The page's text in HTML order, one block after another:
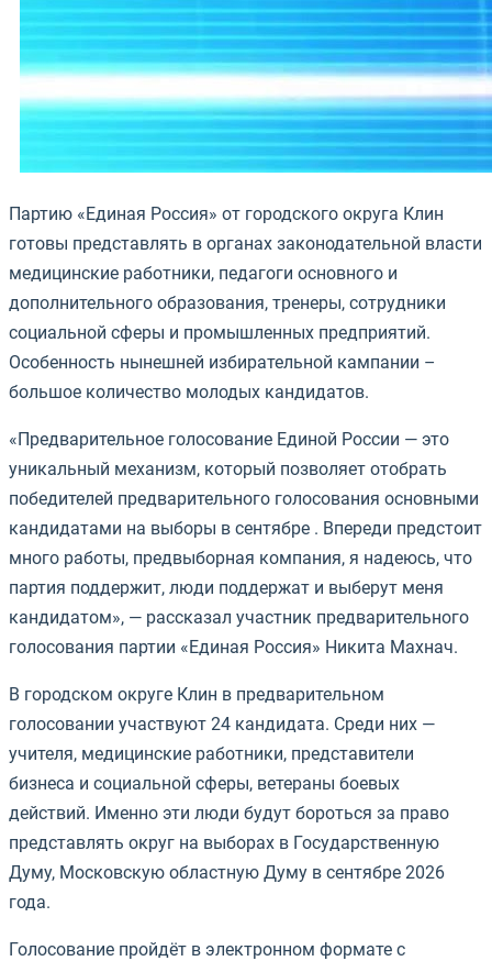
Партию «Единая Россия» от городского округа Клин
готовы представлять в органах законодательной власти
медицинские работники, педагоги основного и
дополнительного образования, тренеры, сотрудники
социальной сферы и промышленных предприятий.
Особенность нынешней избирательной кампании –
большое количество молодых кандидатов.
«Предварительное голосование Единой России — это
уникальный механизм, который позволяет отобрать
победителей предварительного голосования основными
кандидатами на выборы в сентябре . Впереди предстоит
много работы, предвыборная компания, я надеюсь, что
партия поддержит, люди поддержат и выберут меня
кандидатом», — рассказал участник предварительного
голосования партии «Единая Россия» Никита Махнач.
В городском округе Клин в предварительном
голосовании участвуют 24 кандидата. Среди них —
учителя, медицинские работники, представители
бизнеса и социальной сферы, ветераны боевых
действий. Именно эти люди будут бороться за право
представлять округ на выборах в Государственную
Думу, Московскую областную Думу в сентябре 2026
года.
Голосование пройдёт в электронном формате с